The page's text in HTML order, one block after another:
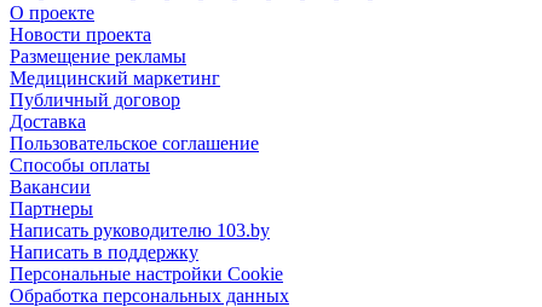
О проекте
Новости проекта
Размещение рекламы
Медицинский маркетинг
Публичный договор
Доставка
Пользовательское соглашение
Способы оплаты
Вакансии
Партнеры
Написать руководителю 103.by
Написать в поддержку
Персональные настройки Cookie
Обработка персональных данных